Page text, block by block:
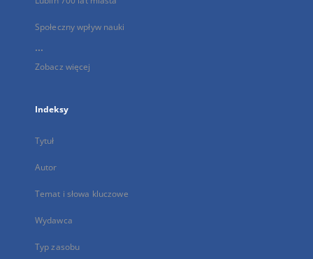
Społeczny wpływ nauki
...
Zobacz więcej
Indeksy
Tytuł
Autor
Temat i słowa kluczowe
Wydawca
Typ zasobu